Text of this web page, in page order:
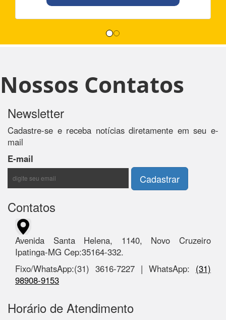
Nossos Contatos
Newsletter
Cadastre-se e receba notícias diretamente em seu e-
mail
E-mail
Contatos
Avenida Santa Helena, 1140, Novo Cruzeiro
Ipatinga-MG Cep:35164-332.
Fixo/WhatsApp:(31) 3616-7227 | WhatsApp: (31)
98908-9153
Horário de Atendimento